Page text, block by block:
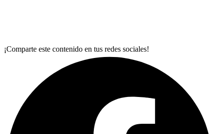
¡Comparte este contenido en tus redes sociales!